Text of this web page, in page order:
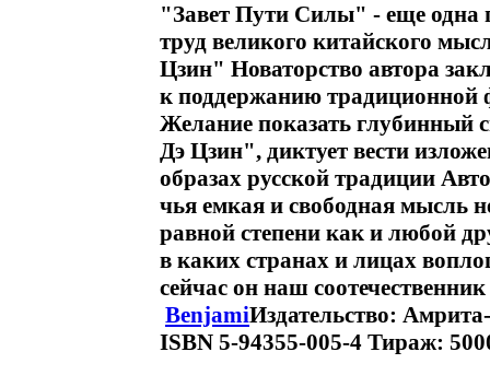
"Завет Пути Силы" - еще одна
труд великого китайского
Цзин" Новаторство автора
к поддержанию традиционной
Желание показать глубинный
Дэ Цзин", диктует вести
образах русской традиции
чья емкая и свободная мысль
равной степени как и любой
в каких странах и лицах
сейчас он наш
BenjamiИздательство:
ISBN 5-94355-005-4 Тираж: